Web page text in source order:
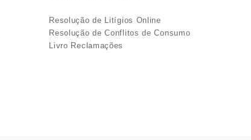
Resolução de Litígios Online
Resolução de Conflitos de Consumo
Livro Reclamações